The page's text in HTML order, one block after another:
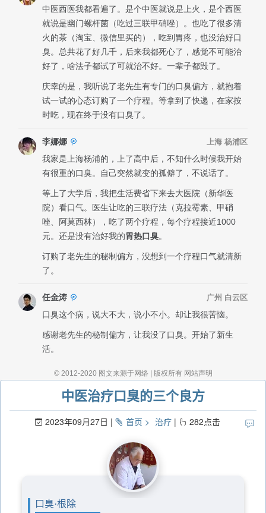
中医治疗口臭的三个良方
2023年09月27日 首页 治疗 282点击
口臭·根除